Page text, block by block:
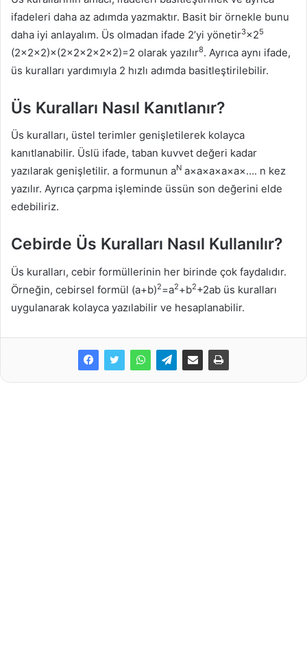
ifadeleri daha az adımda yazmaktır. Basit bir örnekle bunu
daha iyi anlayalım. Üs olmadan ifade 2’yi yönetir3×25
(2×2×2)×(2×2×2×2×2)=2 olarak yazılır8. Ayrıca aynı ifade,
üs kuralları yardımıyla 2 hızlı adımda basitleştirilebilir.
Üs Kuralları Nasıl Kanıtlanır?
Üs kuralları, üstel terimler genişletilerek kolayca
kanıtlanabilir. Üslü ifade, taban kuvvet değeri kadar
yazılarak genişletilir. a formunun aN a×a×a×a×a×…. n kez
yazılır. Ayrıca çarpma işleminde üssün son değerini elde
edebiliriz.
Cebirde Üs Kuralları Nasıl Kullanılır?
Üs kuralları, cebir formüllerinin her birinde çok faydalıdır.
Örneğin, cebirsel formül (a+b)2=a2+b2+2ab üs kuralları
uygulanarak kolayca yazılabilir ve hesaplanabilir.